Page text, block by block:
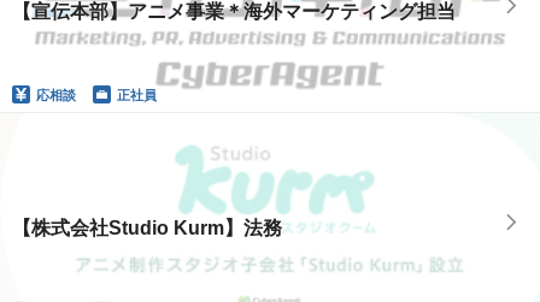
【宣伝本部】アニメ事業＊海外マーケティング担当
応相談 正社員
【株式会社Studio Kurm】法務